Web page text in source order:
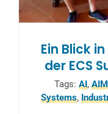
Ein Blick
der ECS
Tags: AI,
Systems,